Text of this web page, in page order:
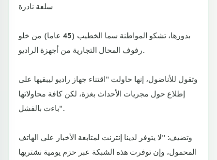
سلعة نادرة
بدورها، تشكو المواطنة سما الخطيب (45 عاما) من خلو
رفوف المحال التجارية من أجهزة الراديو.
وتقول للأناضول، إنها حاولت "اقتناء جهاز راديو ليبقيها على
إطلاع حول مجريات الأحداث بغزة، لكن كافة محاولاتها
باءت بالفشل".
وتضيف: "لا يتوفر لدينا إنترنت لمتابعة الأخبار على الهاتف
المحمول، وإن توفرت هذه الشبكة عبر حزم يومية نشتريها